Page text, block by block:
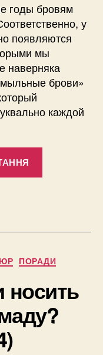
годы бровям
у
появляются
мы
наверняка
брови»
каждой
ПОРАДИ
носить